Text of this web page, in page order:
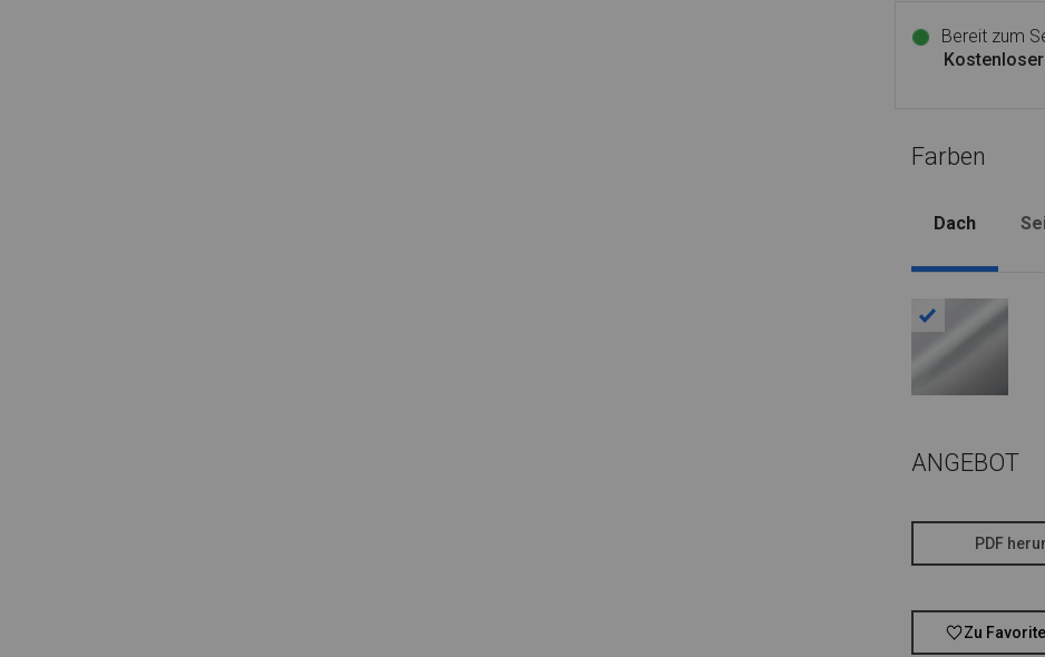
Bereit zum
Farben
Dach
ANGEBOT
PDF
Zu